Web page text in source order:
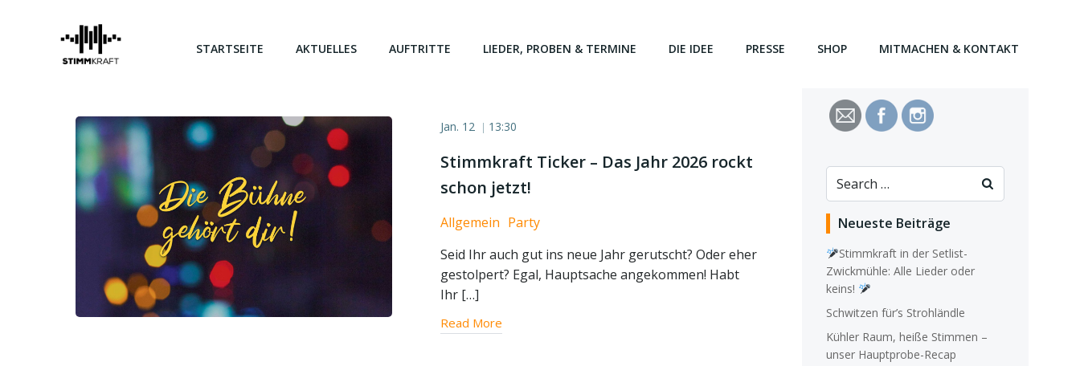
STARTSEITE AKTUELLES AUFTRITTE LIEDER, PROBEN & TERMINE DIE IDEE PRESSE SHOP MITMACHEN & KONTAKT
Jan. 12 | 13:30
Stimmkraft Ticker – Das Jahr 2026 rockt
schon jetzt!
Allgemein Party
Seid Ihr auch gut ins neue Jahr gerutscht? Oder eher
gestolpert? Egal, Hauptsache angekommen! Habt
Ihr […]
Read More
Search
for:
Neueste Beiträge
Stimmkraft in der Setlist-
Zwickmühle: Alle Lieder oder
keins!
Schwitzen für’s Strohländle
Kühler Raum, heiße Stimmen –
unser Hauptprobe-Recap